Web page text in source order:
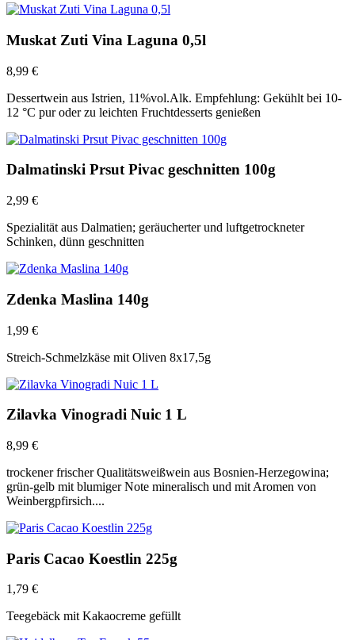
Muskat Zuti Vina Laguna 0,5l
8,99 €
Dessertwein aus Istrien, 11%vol.Alk. Empfehlung: Gekühlt bei 10-
12 °C pur oder zu leichten Fruchtdesserts genießen
Dalmatinski Prsut Pivac geschnitten 100g
2,99 €
Spezialität aus Dalmatien; geräucherter und luftgetrockneter
Schinken, dünn geschnitten
Zdenka Maslina 140g
1,99 €
Streich-Schmelzkäse mit Oliven 8x17,5g
Zilavka Vinogradi Nuic 1 L
8,99 €
trockener frischer Qualitätsweißwein aus Bosnien-Herzegowina;
grün-gelb mit blumiger Note mineralisch und mit Aromen von
Weinbergpfirsich....
Paris Cacao Koestlin 225g
1,79 €
Teegebäck mit Kakaocreme gefüllt